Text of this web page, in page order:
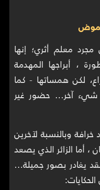
معلم أثري؛ إنها
، أبراجها المهدمة
لكن همساتها - كما
آخر… حضور غير
وبالنسبة لآخرين
أما الزائر الذي يصعد
يغادر بصور جميلة…